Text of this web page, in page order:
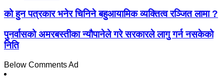
को हुन पत्रकार भनेर चिनिने बहुआयामिक व्यक्तित्व रञ्जित लामा ?
पुनर्वासको अमरबस्तीका न्यौपानेले गरे सरकारले लागु गर्न नसकेको
निति
Below Comments Ad